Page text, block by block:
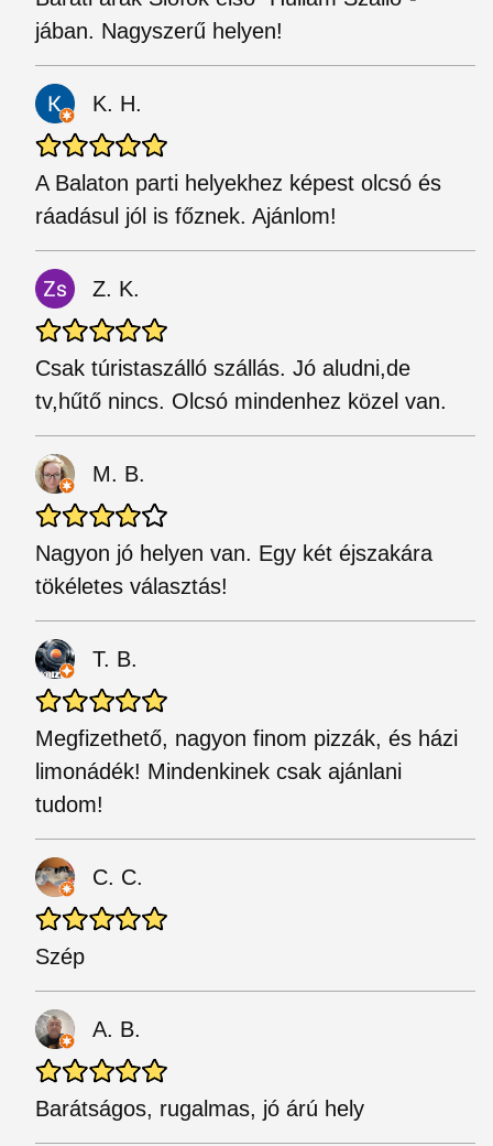
jában. Nagyszerű helyen!
K. H.
A Balaton parti helyekhez képest olcsó és
ráadásul jól is főznek. Ajánlom!
Z. K.
Csak túristaszálló szállás. Jó aludni,de
tv,hűtő nincs. Olcsó mindenhez közel van.
M. B.
Nagyon jó helyen van. Egy két éjszakára
tökéletes választás!
T. B.
Megfizethető, nagyon finom pizzák, és házi
limonádék! Mindenkinek csak ajánlani
tudom!
C. C.
Szép
A. B.
Barátságos, rugalmas, jó árú hely